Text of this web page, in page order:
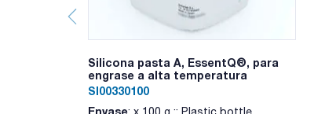
Silicona pasta A, EssentQ®, para
engrase a alta temperatura
SI00330100
Envase